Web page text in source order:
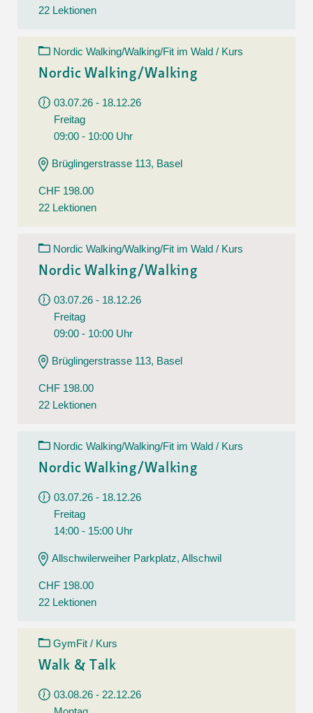
22 Lektionen
Nordic Walking/Walking/Fit im Wald / Kurs
Nordic Walking/Walking
03.07.26 - 18.12.26
Freitag
09:00 - 10:00 Uhr
Brüglingerstrasse 113, Basel
CHF 198.00
22 Lektionen
Nordic Walking/Walking/Fit im Wald / Kurs
Nordic Walking/Walking
03.07.26 - 18.12.26
Freitag
09:00 - 10:00 Uhr
Brüglingerstrasse 113, Basel
CHF 198.00
22 Lektionen
Nordic Walking/Walking/Fit im Wald / Kurs
Nordic Walking/Walking
03.07.26 - 18.12.26
Freitag
14:00 - 15:00 Uhr
Allschwilerweiher Parkplatz, Allschwil
CHF 198.00
22 Lektionen
GymFit / Kurs
Walk & Talk
03.08.26 - 22.12.26